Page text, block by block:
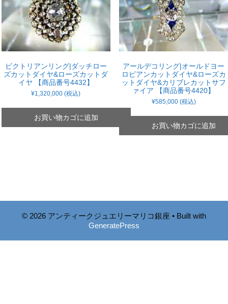
ビクトリアンリング|ダッチロー
ズカットダイヤ&ローズカットダ
イヤ 【商品番号4432】
¥1,320,000 (税込)
お買い物カゴに追加
アールデコリング|オールドヨー
ロピアンカットダイヤ&ローズカ
ットダイヤ&カリブレカットサフ
ァイア 【商品番号4420】
¥585,000 (税込)
お買い物カゴに追加
© 2026 アンティークジュエリーマリコ銀座 • Built with
GeneratePress